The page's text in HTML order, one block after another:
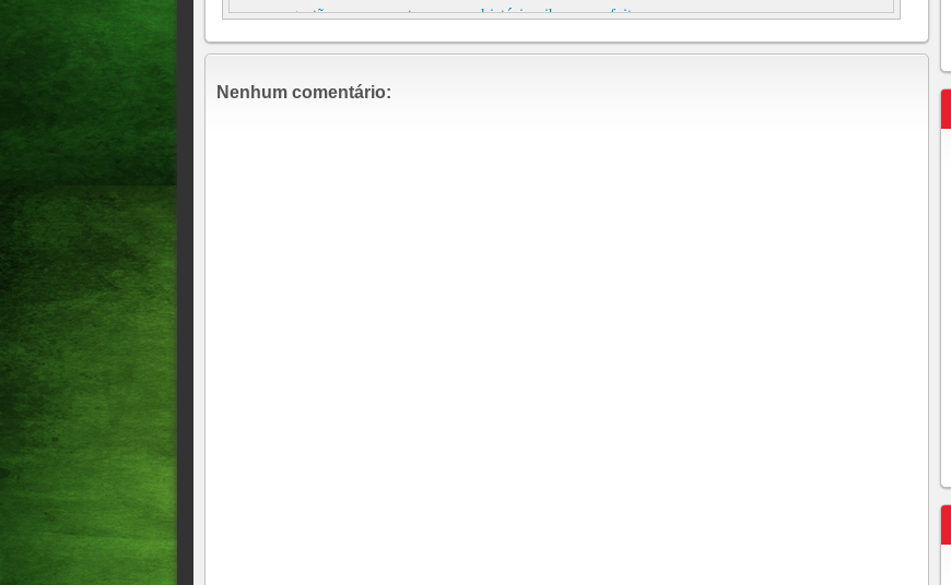
gestão; vamos entrar para a história vibra o prefeito
Bolsonaro volta ao Nordeste nesta segunda-feira para entregar casa populares em
não decidiu se vai comparecer
Nenhum comentário: